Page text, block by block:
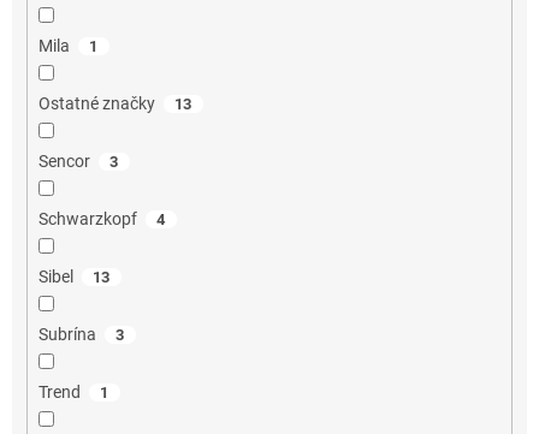
Mila 1
Ostatné značky 13
Sencor 3
Schwarzkopf 4
Sibel 13
Subrína 3
Trend 1